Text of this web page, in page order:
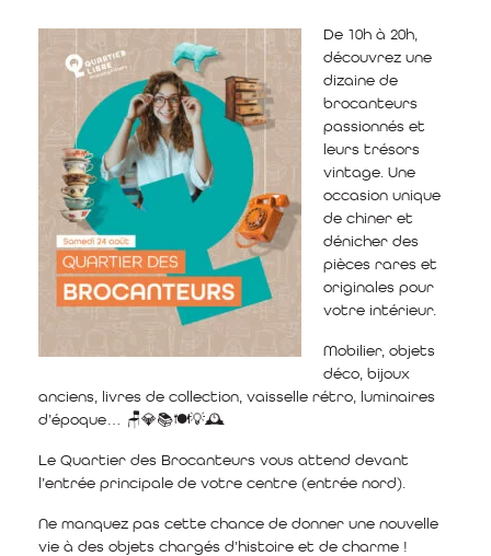
De 10h à 20h,
découvrez une
dizaine de
brocanteurs
passionnés et
leurs trésors
vintage. Une
occasion unique
de chiner et
dénicher des
pièces rares et
originales pour
votre intérieur.
Mobilier, objets
déco, bijoux
anciens, livres de collection, vaisselle rétro, luminaires
d’époque… 🪑💎📚🍽️💡🕰️
Le Quartier des Brocanteurs vous attend devant
l’entrée principale de votre centre (entrée nord).
Ne manquez pas cette chance de donner une nouvelle
vie à des objets chargés d’histoire et de charme !